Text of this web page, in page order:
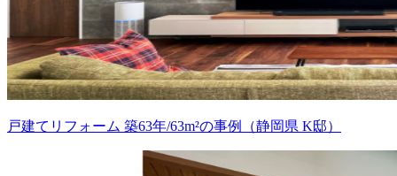
戸建てリフォーム 築63年/63m²の事例（静岡県 K邸）